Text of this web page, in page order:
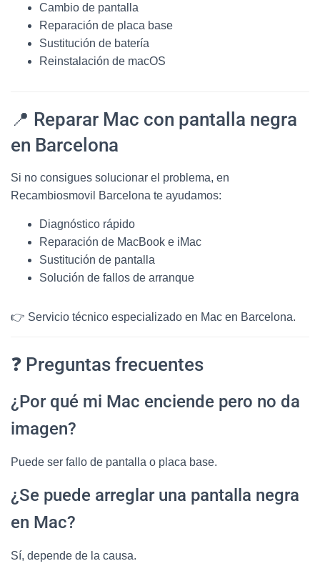
Cambio de pantalla
Reparación de placa base
Sustitución de batería
Reinstalación de macOS
📍 Reparar Mac con pantalla negra
en Barcelona
Si no consigues solucionar el problema, en
Recambiosmovil Barcelona te ayudamos:
Diagnóstico rápido
Reparación de MacBook e iMac
Sustitución de pantalla
Solución de fallos de arranque
👉 Servicio técnico especializado en Mac en Barcelona.
❓ Preguntas frecuentes
¿Por qué mi Mac enciende pero no da
imagen?
Puede ser fallo de pantalla o placa base.
¿Se puede arreglar una pantalla negra
en Mac?
Sí, depende de la causa.